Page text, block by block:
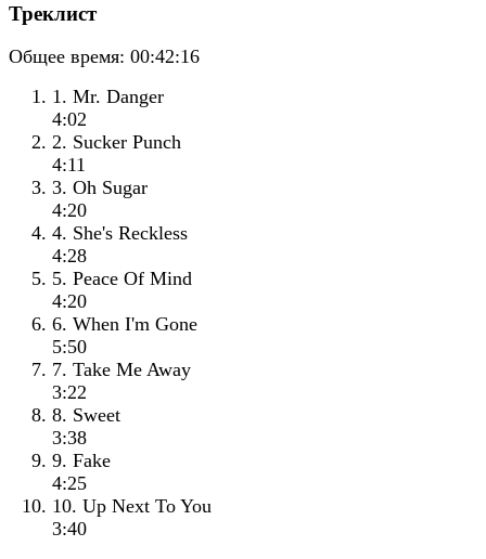
Треклист
Общее время: 00:42:16
1. Mr. Danger
4:02
2. Sucker Punch
4:11
3. Oh Sugar
4:20
4. She's Reckless
4:28
5. Peace Of Mind
4:20
6. When I'm Gone
5:50
7. Take Me Away
3:22
8. Sweet
3:38
9. Fake
4:25
10. Up Next To You
3:40